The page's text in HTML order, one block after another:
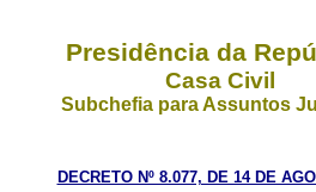
Presidência da
Casa Civil
Subchefia para Assuntos
DECRETO Nº 8.077, DE 14 DE